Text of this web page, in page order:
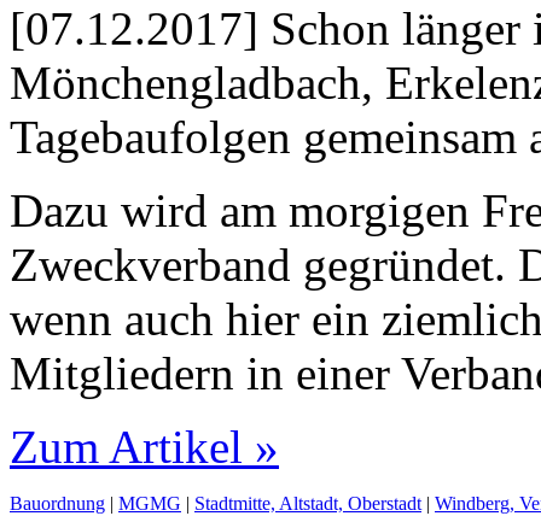
[07.12.2017] Schon länger
Mönchengladbach,
Tagebaufolgen gemeinsam
Dazu wird am morgigen
Zweckverband gegründet.
wenn auch hier ein
Mitgliedern in einer
Zum Artikel »
Bauordnung | MGMG | Stadtmitte, Altstadt, Oberstadt | Windberg,